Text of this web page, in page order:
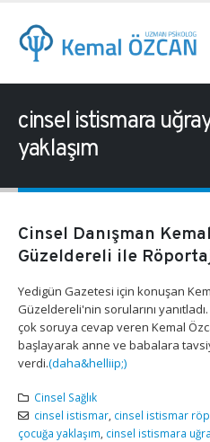
cinsel istismara
yaklaşım
Cinsel Danışman
Güzeldereli ile
Yedigün Gazetesi için konuşan
Güzeldereli'nin sorularını
çok soruya cevap veren Kemal
başlayarak anne ve babalara
verdi.(daha&helliip;)
Cinsel Sağlık
cinsel istismar, cinsel istismar
çocuğa yaklaşım, cinsel istismara